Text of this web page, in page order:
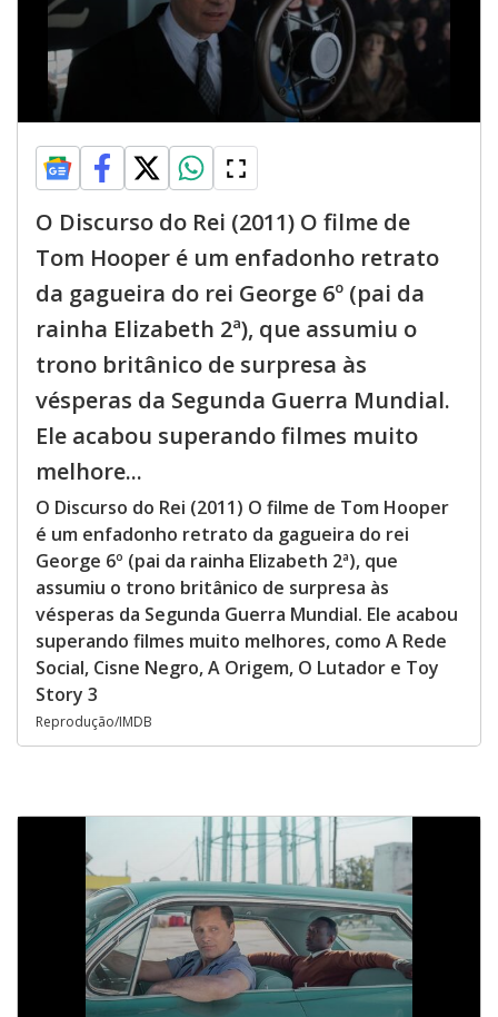
O Discurso do Rei (2011) O filme de
Tom Hooper é um enfadonho retrato
da gagueira do rei George 6º (pai da
rainha Elizabeth 2ª), que assumiu o
trono britânico de surpresa às
vésperas da Segunda Guerra Mundial.
Ele acabou superando filmes muito
melhore...
O Discurso do Rei (2011) O filme de Tom Hooper
é um enfadonho retrato da gagueira do rei
George 6º (pai da rainha Elizabeth 2ª), que
assumiu o trono britânico de surpresa às
vésperas da Segunda Guerra Mundial. Ele acabou
superando filmes muito melhores, como A Rede
Social, Cisne Negro, A Origem, O Lutador e Toy
Story 3
Reprodução/IMDB